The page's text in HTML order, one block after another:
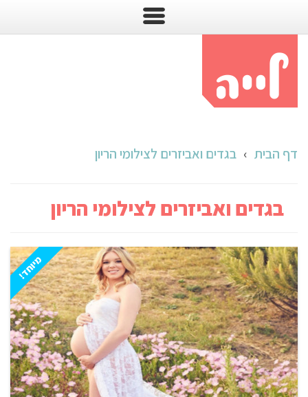
דף הבית › בגדים ואביזרים לצילומי הריון
בגדים ואביזרים לצילומי הריון
מיוחד!שמלת תחרה מדהימה לצילום הריון במבחר צבעים